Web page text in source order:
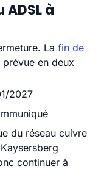
à
La fin de
en deux
2027
du réseau cuivre
continuer à